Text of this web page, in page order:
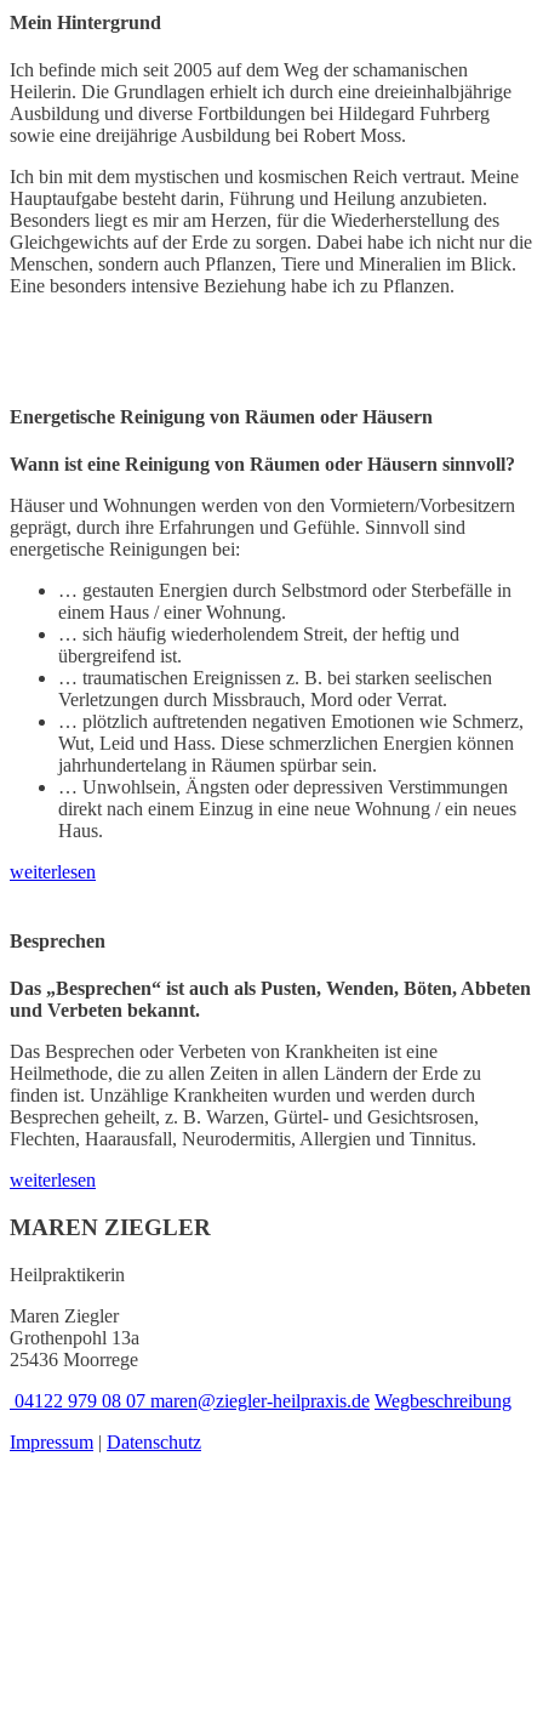
Mein Hintergrund
Ich befinde mich seit 2005 auf dem Weg der schamanischen
Heilerin. Die Grundlagen erhielt ich durch eine dreieinhalbjährige
Ausbildung und diverse Fortbildungen bei Hildegard Fuhrberg
sowie eine dreijährige Ausbildung bei Robert Moss.
Ich bin mit dem mystischen und kosmischen Reich vertraut. Meine
Hauptaufgabe besteht darin, Führung und Heilung anzubieten.
Besonders liegt es mir am Herzen, für die Wiederherstellung des
Gleichgewichts auf der Erde zu sorgen. Dabei habe ich nicht nur die
Menschen, sondern auch Pflanzen, Tiere und Mineralien im Blick.
Eine besonders intensive Beziehung habe ich zu Pflanzen.
Energetische Reinigung von Räumen oder Häusern
Wann ist eine Reinigung von Räumen oder Häusern sinnvoll?
Häuser und Wohnungen werden von den Vormietern/Vorbesitzern
geprägt, durch ihre Erfahrungen und Gefühle. Sinnvoll sind
energetische Reinigungen bei:
… gestauten Energien durch Selbstmord oder Sterbefälle in
einem Haus / einer Wohnung.
… sich häufig wiederholendem Streit, der heftig und
übergreifend ist.
… traumatischen Ereignissen z. B. bei starken seelischen
Verletzungen durch Missbrauch, Mord oder Verrat.
… plötzlich auftretenden negativen Emotionen wie Schmerz,
Wut, Leid und Hass. Diese schmerzlichen Energien können
jahrhundertelang in Räumen spürbar sein.
… Unwohlsein, Ängsten oder depressiven Verstimmungen
direkt nach einem Einzug in eine neue Wohnung / ein neues
Haus.
weiterlesen
Besprechen
Das „Besprechen“ ist auch als Pusten, Wenden, Böten, Abbeten
und Verbeten bekannt.
Das Besprechen oder Verbeten von Krankheiten ist eine
Heilmethode, die zu allen Zeiten in allen Ländern der Erde zu
finden ist. Unzählige Krankheiten wurden und werden durch
Besprechen geheilt, z. B. Warzen, Gürtel- und Gesichtsrosen,
Flechten, Haarausfall, Neurodermitis, Allergien und Tinnitus.
weiterlesen
MAREN ZIEGLER
Heilpraktikerin
Maren Ziegler
Grothenpohl 13a
25436 Moorrege
04122 979 08 07 maren@ziegler-heilpraxis.de Wegbeschreibung
Impressum | Datenschutz